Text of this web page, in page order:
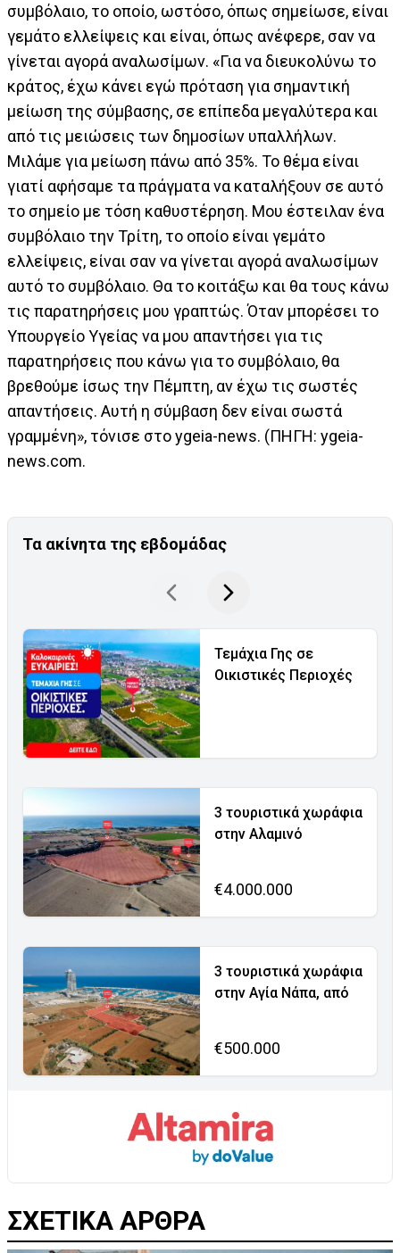
συμβόλαιο, το οποίο, ωστόσο, όπως σημείωσε, είναι
γεμάτο ελλείψεις και είναι, όπως ανέφερε, σαν να
γίνεται αγορά αναλωσίμων. «Για να διευκολύνω το
κράτος, έχω κάνει εγώ πρόταση για σημαντική
μείωση της σύμβασης, σε επίπεδα μεγαλύτερα και
από τις μειώσεις των δημοσίων υπαλλήλων.
Μιλάμε για μείωση πάνω από 35%. Το θέμα είναι
γιατί αφήσαμε τα πράγματα να καταλήξουν σε αυτό
το σημείο με τόση καθυστέρηση. Μου έστειλαν ένα
συμβόλαιο την Τρίτη, το οποίο είναι γεμάτο
ελλείψεις, είναι σαν να γίνεται αγορά αναλωσίμων
αυτό το συμβόλαιο. Θα το κοιτάξω και θα τους κάνω
τις παρατηρήσεις μου γραπτώς. Όταν μπορέσει το
Υπουργείο Υγείας να μου απαντήσει για τις
παρατηρήσεις που κάνω για το συμβόλαιο, θα
βρεθούμε ίσως την Πέμπτη, αν έχω τις σωστές
απαντήσεις. Αυτή η σύμβαση δεν είναι σωστά
γραμμένη», τόνισε στο ygeia-news. (ΠΗΓΗ: ygeia-
news.com.
Τα ακίνητα της εβδομάδας
Τεμάχια Γης σε
Οικιστικές Περιοχές
3 τουριστικά χωράφια
στην Αλαμινό
€4.000.000
3 τουριστικά χωράφια
στην Αγία Νάπα, από
€500.000
ΣΧΕΤΙΚΑ ΑΡΘΡΑ